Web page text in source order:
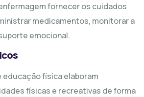
fornecer os cuidados
medicamentos, monitorar a
emocional.
física elaboram
físicas e recreativas de forma